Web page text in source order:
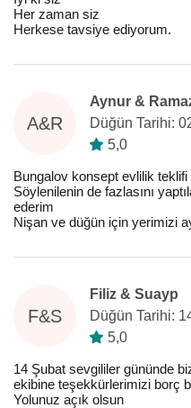
Her zaman siz
Herkese tavsiye ediyorum.
A&R
Aynur &
Düğün Tarihi:
5,0
Bungalov konsept evlilik
Söylenilenin de fazlasını
ederim
Nişan ve düğün için yerimizi
F&S
Filiz & Suayp
Düğün Tarihi:
5,0
14 Şubat sevgililer gününde
ekibine teşekkürlerimizi borç
Yolunuz açık olsun